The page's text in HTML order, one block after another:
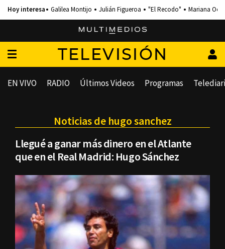
Galilea Montijo Julián Figueroa "El Recodo" Mariana
TELEVISIÓN
EN VIVO RADIO Últimos Videos Programas
Noticias de hugo sanchez
Llegué a ganar más dinero en el Atlante
que en el Real Madrid: Hugo Sánchez